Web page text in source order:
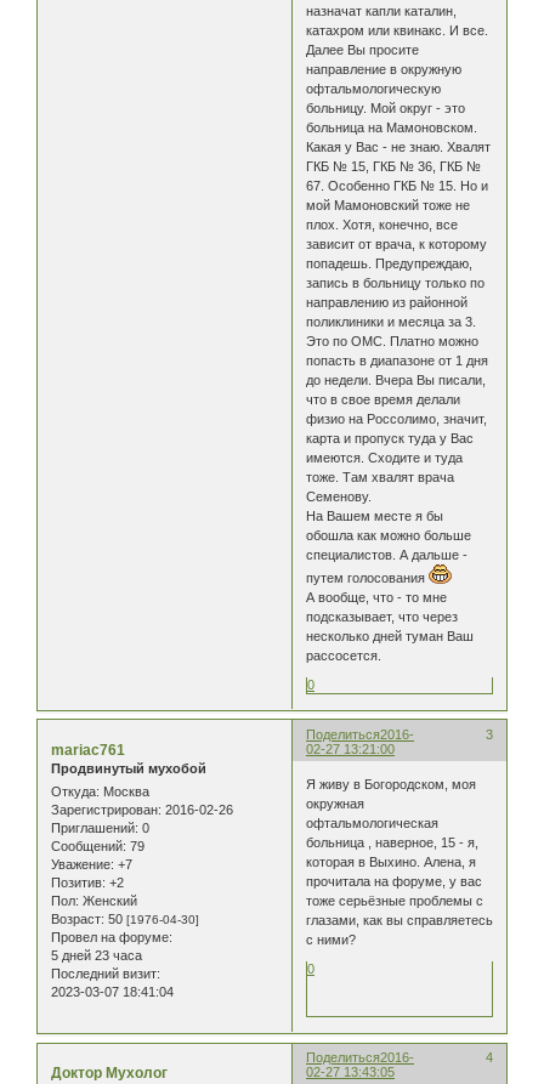
назначат капли каталин,
катахром или квинакс. И все.
Далее Вы просите
направление в окружную
офтальмологическую
больницу. Мой округ - это
больница на Мамоновском.
Какая у Вас - не знаю. Хвалят
ГКБ № 15, ГКБ № 36, ГКБ №
67. Особенно ГКБ № 15. Но и
мой Мамоновский тоже не
плох. Хотя, конечно, все
зависит от врача, к которому
попадешь. Предупреждаю,
запись в больницу только по
направлению из районной
поликлиники и месяца за 3.
Это по ОМС. Платно можно
попасть в диапазоне от 1 дня
до недели. Вчера Вы писали,
что в свое время делали
физио на Россолимо, значит,
карта и пропуск туда у Вас
имеются. Сходите и туда
тоже. Там хвалят врача
Семенову.
На Вашем месте я бы
обошла как можно больше
специалистов. А дальше -
путем голосования
А вообще, что - то мне
подсказывает, что через
несколько дней туман Ваш
рассосется.
0
Поделиться 3
2016-
02-27 13:21:00
mariac761
Продвинутый мухобой
Откуда: Москва
Зарегистрирован: 2016-02-26
Приглашений: 0
Сообщений: 79
Уважение: +7
Позитив: +2
Пол: Женский
Возраст: 50 [1976-04-30]
Провел на форуме:
5 дней 23 часа
Последний визит:
2023-03-07 18:41:04
Я живу в Богородском, моя
окружная
офтальмологическая
больница , наверное, 15 - я,
которая в Выхино. Алена, я
прочитала на форуме, у вас
тоже серьёзные проблемы с
глазами, как вы справляетесь
с ними?
0
Поделиться 4
2016-
02-27 13:43:05
Доктор Мухолог